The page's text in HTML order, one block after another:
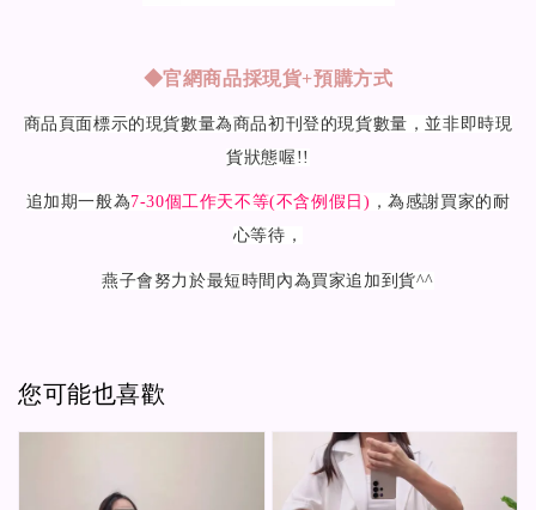
◆官網商品採現貨+預購方式
商品頁面標示的現貨數量為商品初刊登的現貨數量，並非即時現
貨狀態喔!!
追加期一般為7-30個工作天不等(不含例假日) ，為感謝買家的耐
心等待，
燕子會努力於最短時間內為買家追加到貨^^
您可能也喜歡